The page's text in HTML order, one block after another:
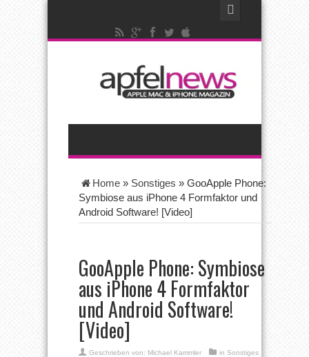
Home » Sonstiges » GooApple Phone:
Symbiose aus iPhone 4 Formfaktor und
Android Software! [Video]
GooApple Phone: Symbiose
aus iPhone 4 Formfaktor
und Android Software!
[Video]
Geschrieben von: Michael Kammler in Sonstiges